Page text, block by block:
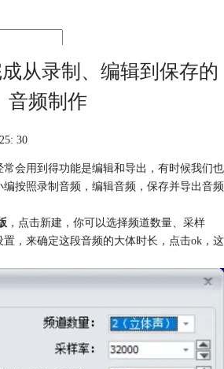
成从录制、编辑到保存的
音频制作
30
会用到得功能是编辑和导出，有时候我们也
按照录制音频，编辑音频，保存并导出音频
，点击新建，你可以选择频道数量、采样
，来确定这段音频的大体时长，点击ok，这